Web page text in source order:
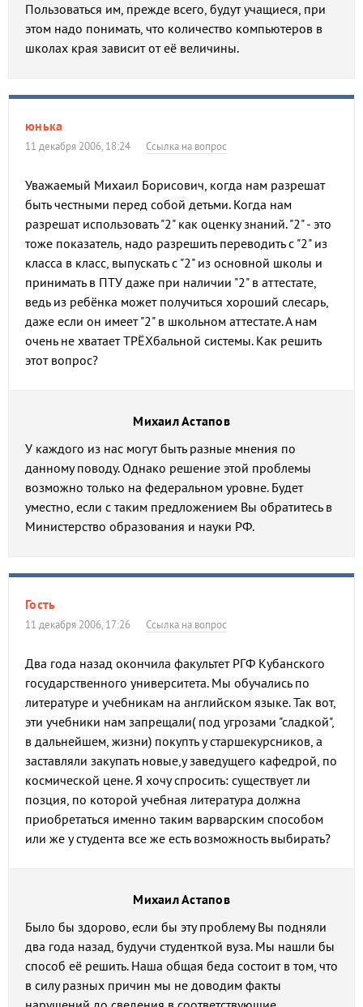
Пользоваться им, прежде всего, будут учащиеся, при
этом надо понимать, что количество компьютеров в
школах края зависит от её величины.
юнька
11 декабря 2006, 18:24 Ссылка на вопрос
Уважаемый Михаил Борисович, когда нам разрешат
быть честными перед собой детьми. Когда нам
разрешат использовать "2" как оценку знаний. "2" - это
тоже показатель, надо разрешить переводить с "2" из
класса в класс, выпускать с "2" из основной школы и
принимать в ПТУ даже при наличии "2" в аттестате,
ведь из ребёнка может получиться хороший слесарь,
даже если он имеет "2" в школьном аттестате. А нам
очень не хватает ТРЁХбальной системы. Как решить
этот вопрос?
Михаил Астапов
У каждого из нас могут быть разные мнения по
данному поводу. Однако решение этой проблемы
возможно только на федеральном уровне. Будет
уместно, если с таким предложением Вы обратитесь в
Министерство образования и науки РФ.
Гость
11 декабря 2006, 17:26 Ссылка на вопрос
Два года назад окончила факультет РГФ Кубанского
государственного университета. Мы обучались по
литературе и учебникам на английском языке. Так вот,
эти учебники нам запрещали( под угрозами "сладкой",
в дальнейшем, жизни) покупть у старшекурсников, а
заставляли закупать новые,у заведущего кафедрой, по
космической цене. Я хочу спросить: существует ли
позция, по которой учебная литература должна
приобретаться именно таким варварским способом
или же у студента все же есть возможность выбирать?
Михаил Астапов
Было бы здорово, если бы эту проблему Вы подняли
два года назад, будучи студенткой вуза. Мы нашли бы
способ её решить. Наша общая беда состоит в том, что
в силу разных причин мы не доводим факты